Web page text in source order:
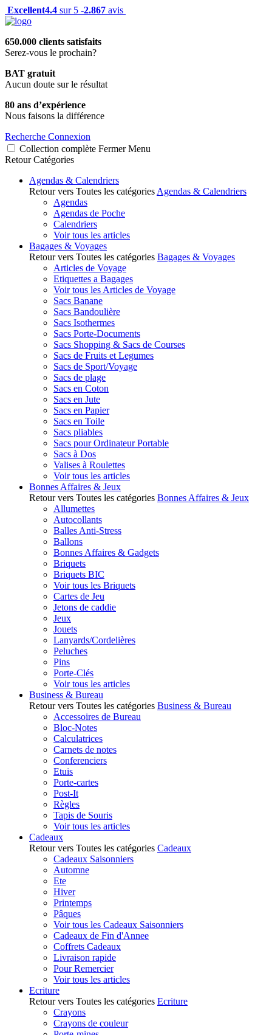
Excellent4.4 sur 5 -2.867 avis
650.000 clients satisfaits
Serez-vous le prochain?
BAT gratuit
Aucun doute sur le résultat
80 ans d’expérience
Nous faisons la différence
Recherche Connexion
Collection complète Fermer Menu
Retour Catégories
Agendas & Calendriers
Retour vers Toutes les catégories Agendas & Calendriers
Agendas
Agendas de Poche
Calendriers
Voir tous les articles
Bagages & Voyages
Retour vers Toutes les catégories Bagages & Voyages
Articles de Voyage
Etiquettes a Bagages
Voir tous les Articles de Voyage
Sacs Banane
Sacs Bandoulière
Sacs Isothermes
Sacs Porte-Documents
Sacs Shopping & Sacs de Courses
Sacs de Fruits et Legumes
Sacs de Sport/Voyage
Sacs de plage
Sacs en Coton
Sacs en Jute
Sacs en Papier
Sacs en Toile
Sacs pliables
Sacs pour Ordinateur Portable
Sacs à Dos
Valises à Roulettes
Voir tous les articles
Bonnes Affaires & Jeux
Retour vers Toutes les catégories Bonnes Affaires & Jeux
Allumettes
Autocollants
Balles Anti-Stress
Ballons
Bonnes Affaires & Gadgets
Briquets
Briquets BIC
Voir tous les Briquets
Cartes de Jeu
Jetons de caddie
Jeux
Jouets
Lanyards/Cordelières
Peluches
Pins
Porte-Clés
Voir tous les articles
Business & Bureau
Retour vers Toutes les catégories Business & Bureau
Accessoires de Bureau
Bloc-Notes
Calculatrices
Carnets de notes
Conferenciers
Etuis
Porte-cartes
Post-It
Règles
Tapis de Souris
Voir tous les articles
Cadeaux
Retour vers Toutes les catégories Cadeaux
Cadeaux Saisonniers
Automne
Ete
Hiver
Printemps
Pâques
Voir tous les Cadeaux Saisonniers
Cadeaux de Fin d'Annee
Coffrets Cadeaux
Livraison rapide
Pour Remercier
Voir tous les articles
Ecriture
Retour vers Toutes les catégories Ecriture
Crayons
Crayons de couleur